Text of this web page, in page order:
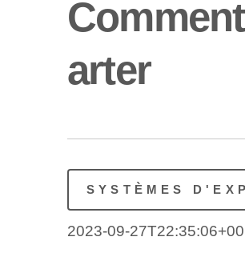
arter
SYSTÈMES
2023-09-